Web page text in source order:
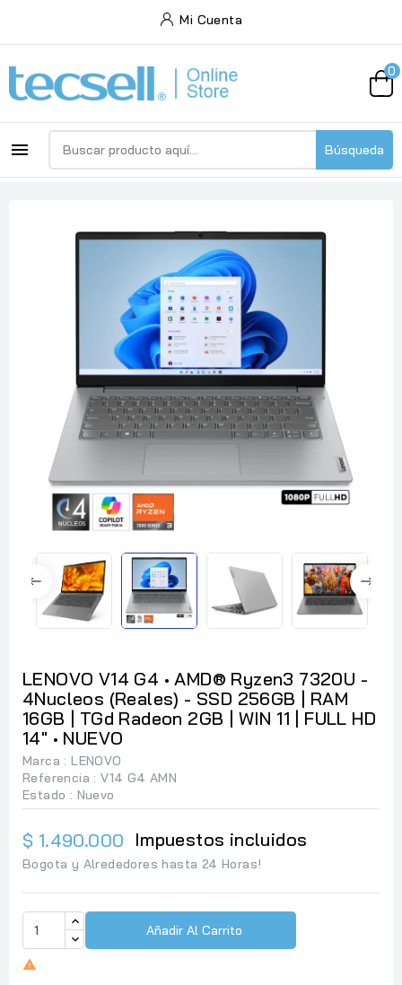
Mi Cuenta
0
 Búsqueda
LENOVO V14 G4 • AMD® Ryzen3 7320U -
4Nucleos (Reales) - SSD 256GB | RAM
16GB | TGd Radeon 2GB | WIN 11 | FULL HD
14" • NUEVO
Marca : LENOVO
Referencia : V14 G4 AMN
Estado : Nuevo
$ 1.490.000 Impuestos incluidos
Bogota y Alrededores hasta 24 Horas!
Añadir Al Carrito
